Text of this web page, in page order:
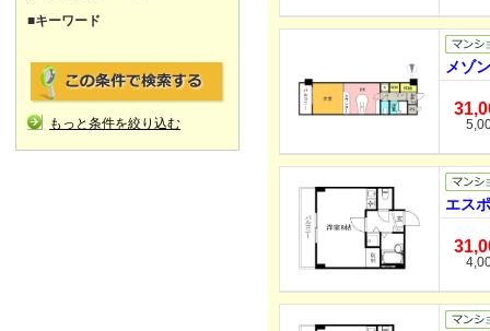
■キーワード
もっと条件を絞り込む
メゾ
エス